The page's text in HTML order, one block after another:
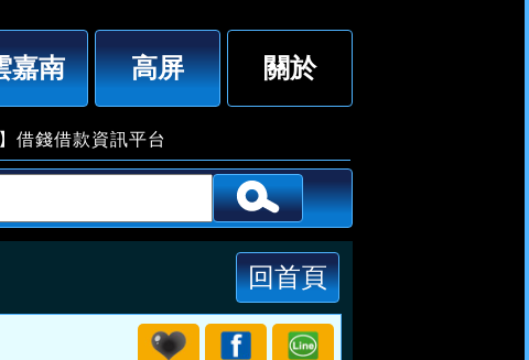
起，各行各業軍公教來電洽詢「即樂貸」
嘉南 高屏 關於
款資訊平台
回首頁